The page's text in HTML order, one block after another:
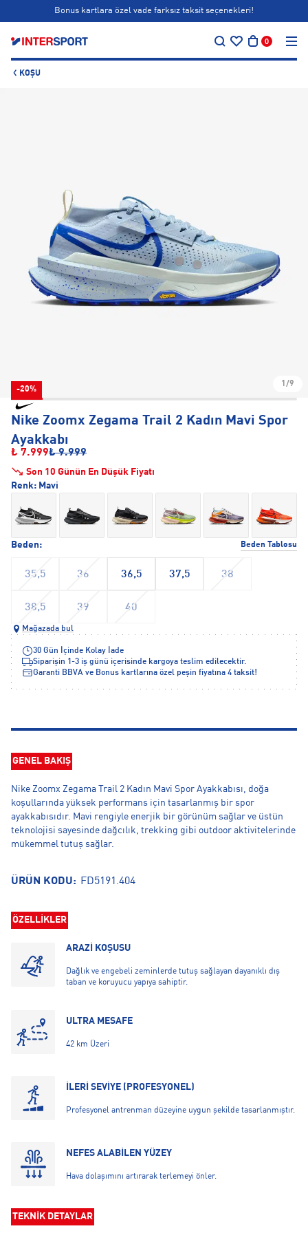
Bonus kartlara özel vade farksız taksit seçenekleri!
0
KOŞU
-20%
1/9
Nike Zoomx Zegama Trail 2 Kadın Mavi Spor
Ayakkabı
₺ 7.999₺ 9.999
Son 10 Günün En Düşük Fiyatı
Beden: Beden Tablosu
35,5 36 36,5 37,5 38
38,5 39 40
Renk: Mavi
Mağazada bul
30 Gün İçinde Kolay İade
Siparişin 1-3 iş günü içerisinde kargoya teslim edilecektir.
Garanti BBVA ve Bonus kartlarına özel peşin fiyatına 4 taksit!
GENEL BAKIŞ
Nike Zoomx Zegama Trail 2 Kadın Mavi Spor Ayakkabısı, doğa
koşullarında yüksek performans için tasarlanmış bir spor
ayakkabısıdır. Mavi rengiyle enerjik bir görünüm sağlar ve üstün
teknolojisi sayesinde dağcılık, trekking gibi outdoor aktivitelerinde
mükemmel tutuş sağlar.
ÜRÜN KODU: FD5191.404
ÖZELLİKLER
ARAZİ KOŞUSU
Dağlık ve engebeli zeminlerde tutuş sağlayan dayanıklı dış
taban ve koruyucu yapıya sahiptir.
ULTRA MESAFE
42 km Üzeri
İLERİ SEVİYE (PROFESYONEL)
Profesyonel antrenman düzeyine uygun şekilde tasarlanmıştır.
NEFES ALABİLEN YÜZEY
Hava dolaşımını artırarak terlemeyi önler.
TEKNİK DETAYLAR